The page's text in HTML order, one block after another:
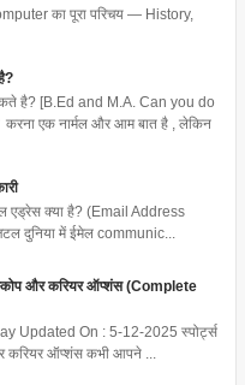
का पूरा परिचय — History,
है? [B.Ed and M.A. Can you do
एक नार्मल और आम बात है , लेकिन
क्या है? (Email Address
दुनिया में ईमेल communic...
स्कोप और करियर ऑप्शंस (Complete
Updated On : 5-12-2025 स्पोर्ट्स
करियर ऑप्शंस कभी आपने ...